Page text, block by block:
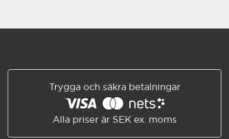
Trygga och säkra betalningar
Alla priser är SEK ex. moms